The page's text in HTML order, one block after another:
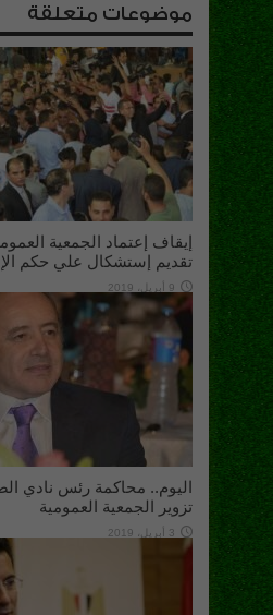
موضوعات متعلقة
إيقاف إعتماد الجمعية
تقديم إستشكال علي حكم
9 أبريل، 2019
اليوم.. محاكمة رئس نادي
تزوير الجمعية العمومية
3 أبريل، 2019